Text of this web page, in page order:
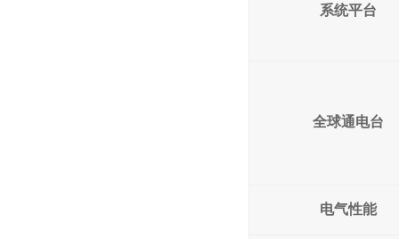
系统平台
全球通电台
电气性能